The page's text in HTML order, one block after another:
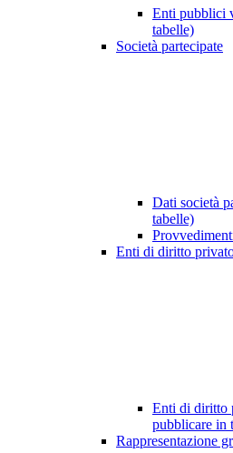
Enti pubblici
tabelle)
Società partecipate
Dati società
tabelle)
Enti di diritto
Enti di diritto
pubblicare in
Rappresentazione